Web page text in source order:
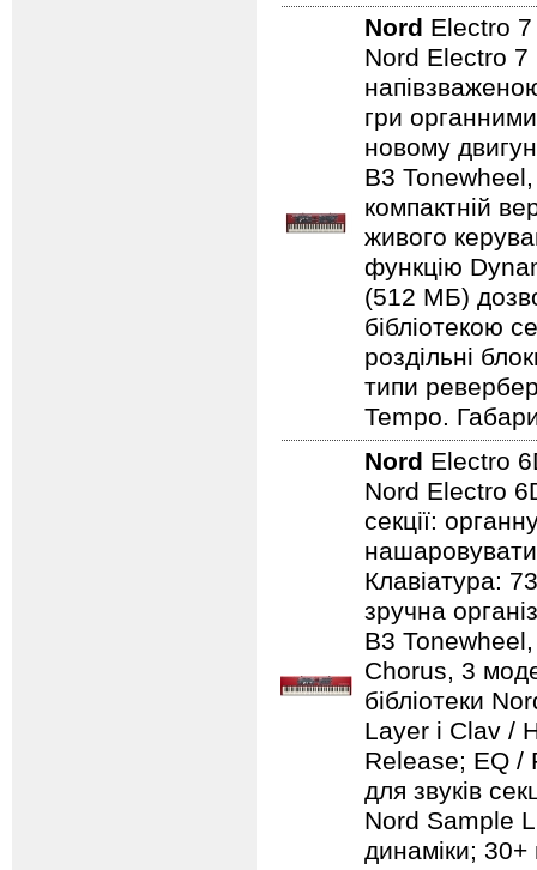
Nord Electro
Nord Electro 7
гри
новому
B3
компактній
живого
функцію
(512 МБ)
бібліотекою
роздільні
типи
Tempo.
Nord Electro
Nord Electro
секції:
нашаровувати
Клавіатура:
зручна
B3
Chorus, 3
бібліотеки
Layer і Clav /
Release; EQ /
для звуків
Nord Sample
динаміки; 30+